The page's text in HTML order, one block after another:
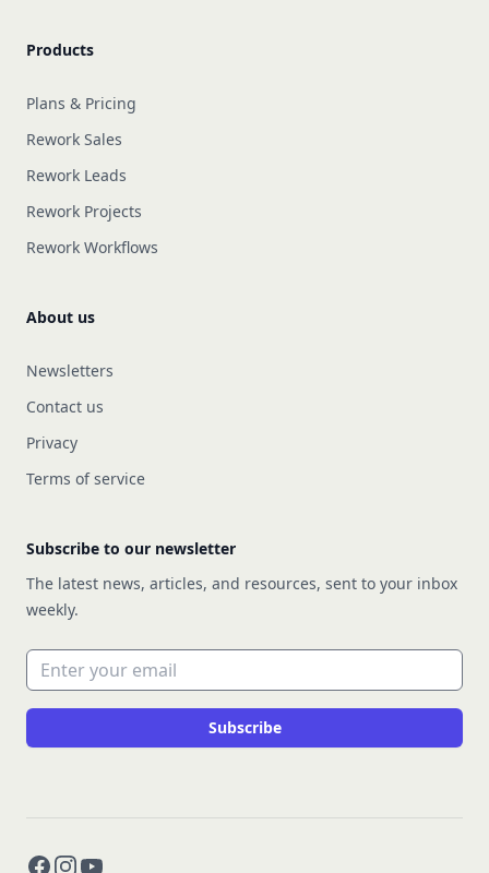
Products
Plans & Pricing
Rework Sales
Rework Leads
Rework Projects
Rework Workflows
About us
Newsletters
Contact us
Privacy
Terms of service
Subscribe to our newsletter
The latest news, articles, and resources, sent to your inbox
weekly.
Email address
Subscribe
Facebook
Instagram
YouTube